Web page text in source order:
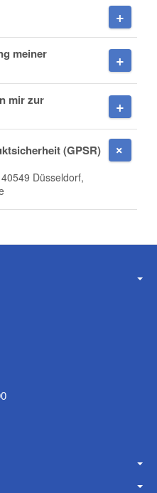
meiner
mir zur
(GPSR)
Düsseldorf,